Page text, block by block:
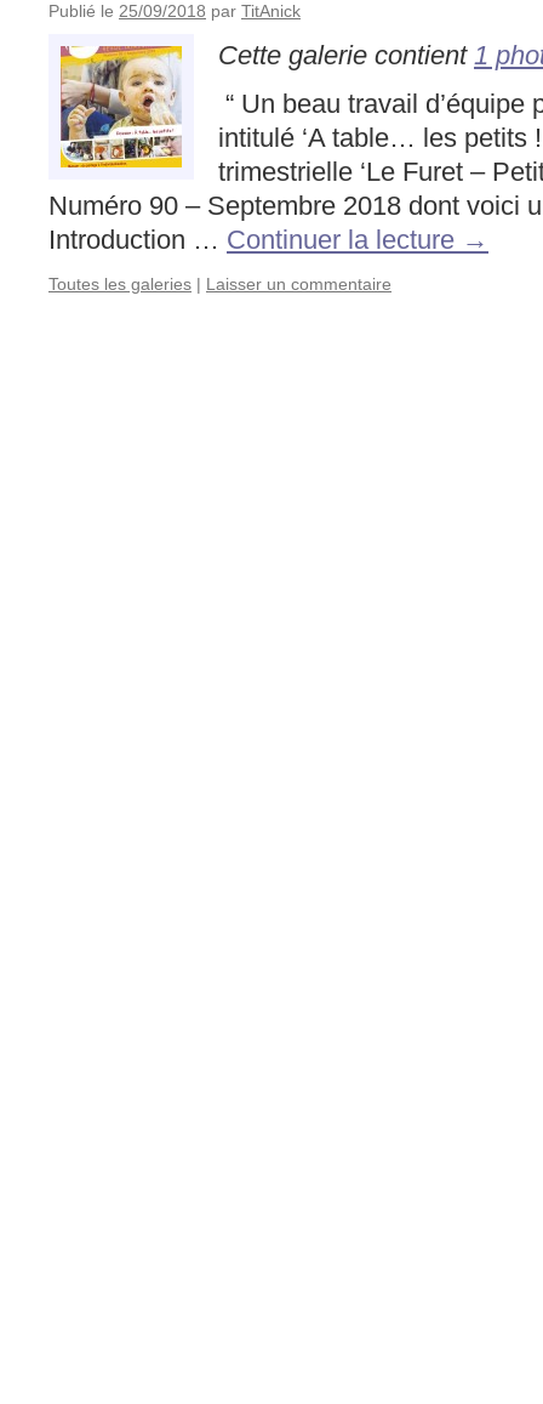
Publié le 25/09/2018 par TitAnick
Cette galerie contient 1
“ Un beau travail d’équipe
intitulé ‘A table… les petits
trimestrielle ‘Le Furet –
Numéro 90 – Septembre 2018 dont voici
Introduction … Continuer la lecture →
Toutes les galeries | Laisser un commentaire